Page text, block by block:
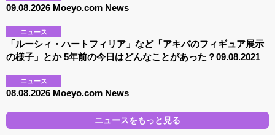
09.08.2026 Moeyo.com News
ニュース
「ルーシィ・ハートフィリア」など「アキバのフィギュア展示
の様子」とか 5年前の今日はどんなことがあった？09.08.2021
ニュース
08.08.2026 Moeyo.com News
ニュースをもっと見る